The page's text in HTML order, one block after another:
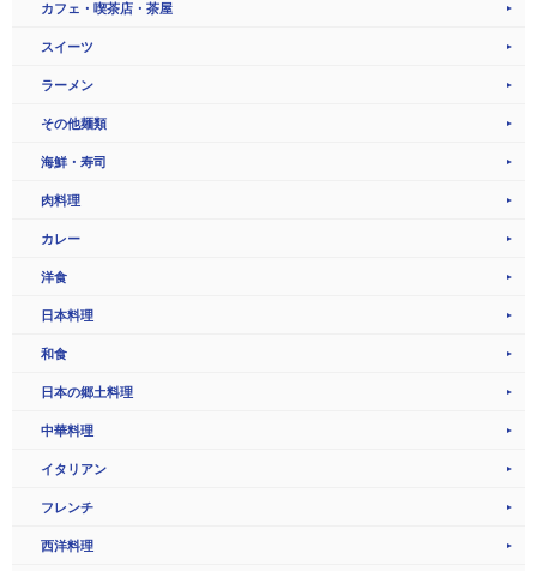
カフェ・喫茶店・茶屋
スイーツ
ラーメン
その他麺類
海鮮・寿司
肉料理
カレー
洋食
日本料理
和食
日本の郷土料理
中華料理
イタリアン
フレンチ
西洋料理